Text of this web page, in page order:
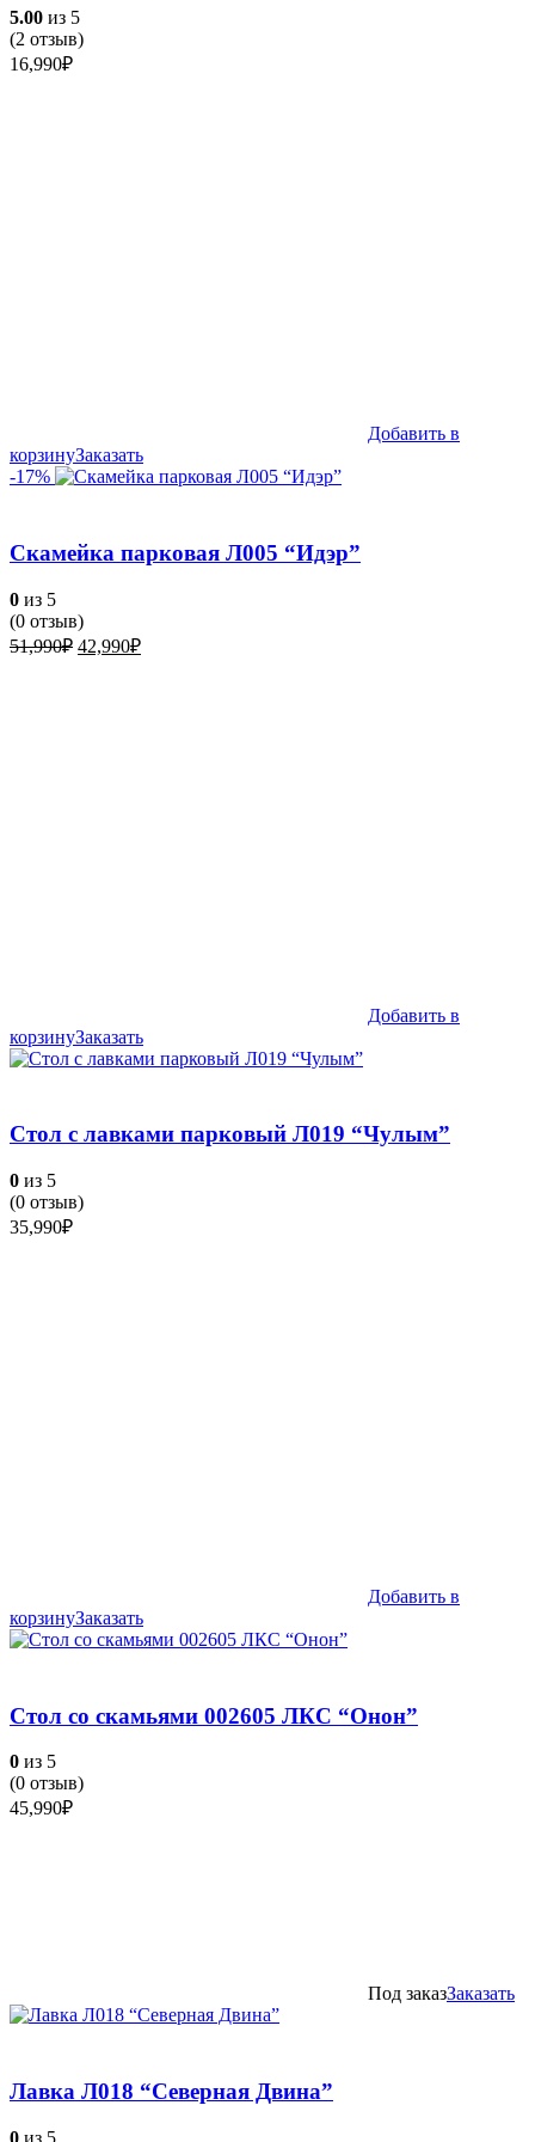
5.00 из 5
(2 отзыв)
16,990₽
Добавить в
корзинуЗаказать
-17%
Скамейка парковая Л005 “Идэр”
0 из 5
(0 отзыв)
51,990₽ Первоначальная
42,990₽Текущая
Добавить в
корзинуЗаказать
Стол с лавками парковый Л019 “Чулым”
0 из 5
(0 отзыв)
35,990₽
Добавить в
корзинуЗаказать
Стол со скамьями 002605 ЛКС “Онон”
0 из 5
(0 отзыв)
45,990₽
Под заказЗаказать
Лавка Л018 “Северная Двина”
0 из 5